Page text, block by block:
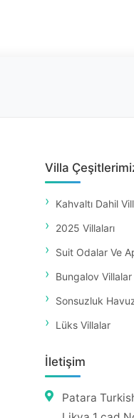
Villa
Kahvaltı Dahil
2025 Villaları
Suit Odalar Ve
Bungalov Villalar
Sonsuzluk
Lüks Villalar
İletişim
Patara